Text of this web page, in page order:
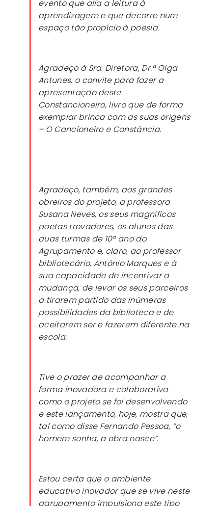
evento que alia a leitura à
aprendizagem e que decorre num
espaço tão propício à poesia.
Agradeço à Sra. Diretora, Dr.ª Olga
Antunes, o convite para fazer a
apresentação deste
Constancioneiro, livro que de forma
exemplar brinca com as suas origens
– O Cancioneiro e Constância.
Agradeço, também, aos grandes
obreiros do projeto, a professora
Susana Neves, os seus magníficos
poetas trovadores, os alunos das
duas turmas de 10º ano do
Agrupamento e, claro, ao professor
bibliotecário, António Marques e à
sua capacidade de incentivar a
mudança, de levar os seus parceiros
a tirarem partido das inúmeras
possibilidades da biblioteca e de
aceitarem ser e fazerem diferente na
escola.
Tive o prazer de acompanhar a
forma inovadora e colaborativa
como o projeto se foi desenvolvendo
e este lançamento, hoje, mostra que,
tal como disse Fernando Pessoa, “o
homem sonha, a obra nasce”.
Estou certa que o ambiente
educativo inovador que se vive neste
agrupamento impulsiona este tipo